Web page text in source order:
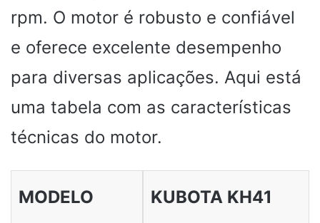
rpm. O motor é robusto e confiável
e oferece excelente desempenho
para diversas aplicações. Aqui está
uma tabela com as características
técnicas do motor.
MODELO KUBOTA KH41